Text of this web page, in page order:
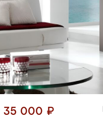
35 000 ₽